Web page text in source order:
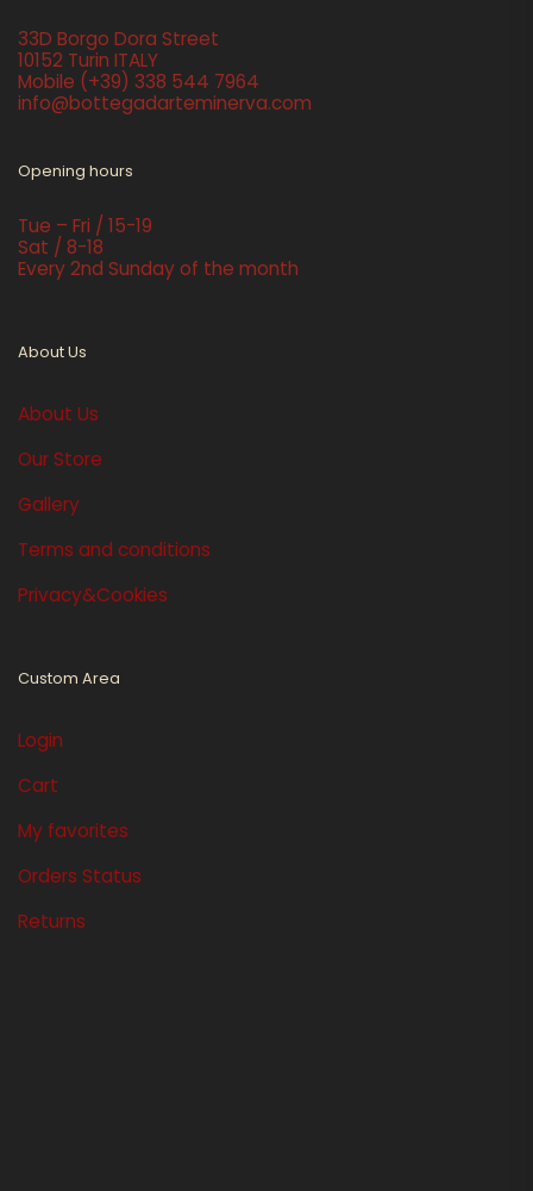
33D Borgo Dora Street
10152 Turin ITALY
Mobile (+39) 338 544 7964
info@bottegadarteminerva.com
Opening hours
Tue – Fri / 15-19
Sat / 8-18
Every 2nd Sunday of the month
About Us
About Us
Our Store
Gallery
Terms and conditions
Privacy&Cookies
Custom Area
Login
Cart
My favorites
Orders Status
Returns